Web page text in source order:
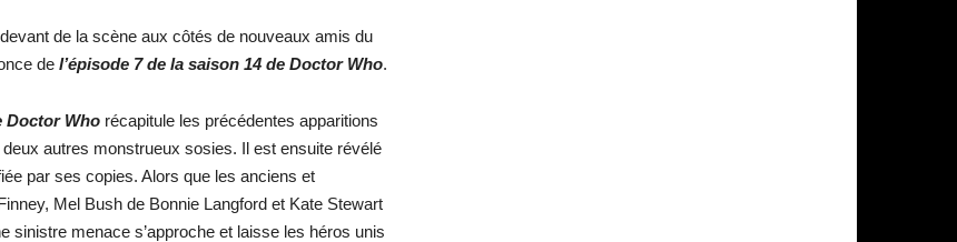
de la scène aux côtés de nouveaux amis du
de l’épisode 7 de la saison 14 de Doctor Who.
Doctor Who récapitule les précédentes apparitions
autres monstrueux sosies. Il est ensuite révélé
par ses copies. Alors que les anciens et
Mel Bush de Bonnie Langford et Kate Stewart
sinistre menace s’approche et laisse les héros unis